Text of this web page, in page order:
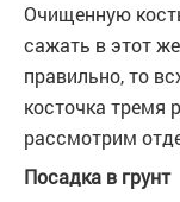
Очищенную
сажать в этот
правильно, то
косточка
рассмотрим
Посадка в грунт